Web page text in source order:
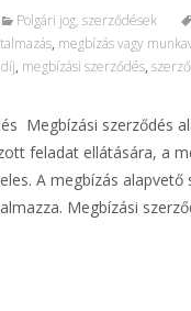
Polgári jog, szerződések
, megbízás vagy
, megbízási szerződés,
Megbízási szerződés
feladat ellátására, a
A megbízás alapvető
Megbízási